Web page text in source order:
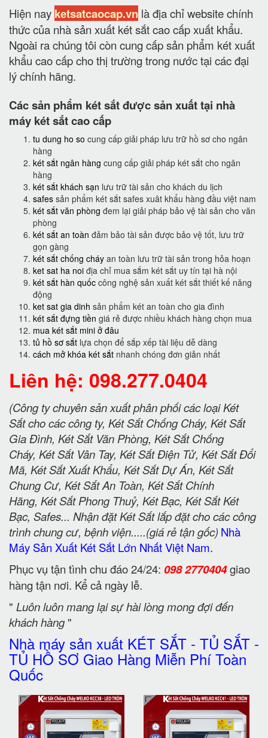
Hiện nay ketsatcaocap.vn là địa chỉ website chính
thức của nhà sản xuất két sắt cao cấp xuất khẩu.
Ngoài ra chúng tôi còn cung cấp sản phẩm két xuất
khẩu cao cấp cho thị trường trong nước tại các đại
lý chính hãng.
Các sản phẩm két sắt được sản xuất tại nhà
máy két sắt cao cấp
tu dung ho so cung cấp giải pháp lưu trữ hồ sơ cho ngân
hàng
két sắt ngân hàng cung cấp giải pháp két sắt cho ngân
hàng
két sắt khách sạn lưu trữ tài sản cho khách du lịch
safes sản phẩm két sắt safes xuât khẩu hàng đầu việt nam
két sắt văn phòng đem lại giải pháp bảo vệ tài sản cho văn
phòng
két sắt an toàn đảm bảo tài sản được bảo vệ tốt, lưu trữ
gọn gàng
két sắt chống cháy an toàn lưu trữ tài sản trong hỏa hoạn
ket sat ha noi địa chỉ mua sắm két sắt uy tín tại hà nội
két sắt hàn quốc công nghệ sản xuất két sắt thiết kế năng
động
ket sat gia dinh sản phẩm két an toàn cho gia đình
két sắt đựng tiền giá rẻ được nhiều khách hàng chọn mua
mua két sắt mini ở đâu
tủ hồ sơ sắt lựa chọn để sắp xếp tài liệu dễ dàng
cách mở khóa két sắt nhanh chóng đơn giản nhất
Liên hệ: 098.277.0404
(Công ty chuyên sản xuất phân phối các loại Két
Sắt cho các công ty, Két Sắt Chống Cháy, Két Sắt
Gia Đình, Két Sắt Văn Phòng, Két Sắt Chống
Cháy, Két Sắt Vân Tay, Két Sắt Điện Tử, Két Sắt Đổi
Mã, Két Sắt Xuất Khẩu, Két Sắt Dự Án, Két Sắt
Chung Cư, Két Sắt An Toàn, Két Sắt Chính
Hãng, Két Sắt Phong Thuỷ, Két Bạc, Két Sắt Két
Bạc, Safes... Nhận đặt Két Sắt lắp đặt cho các công
trình chung cư, bệnh viện.....(giá rẻ tận gốc) Nhà
Máy Sản Xuất Két Sắt Lớn Nhất Việt Nam.
Phục vụ tận tình chu đáo 24/24: 098 2770404giao
hàng tận nơi. Kể cả ngày lễ.
" Luôn luôn mang lại sự hài lòng mong đợi đến
khách hàng"
Nhà máy sản xuất KÉT SẮT - TỦ SẮT -
TỦ HỒ SƠ Giao Hàng Miễn Phí Toàn
Quốc